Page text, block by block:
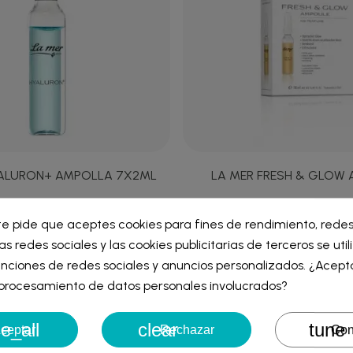
AMPOLLA 7X2ML
19,47 €
LA MER FRESH & GLOW
de la lista de deseos
sesión
iniciar sesión para guardar productos en su lista de deseos.
Cancelar Iniciar
pide que aceptes cookies para fines de rendimiento,
redes sociales y las cookies publicitarias de terceros se
de redes sociales y anuncios personalizados.
de datos personales involucrados?
clearRechazar tune